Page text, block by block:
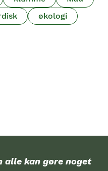
økologi
alle kan gøre noget